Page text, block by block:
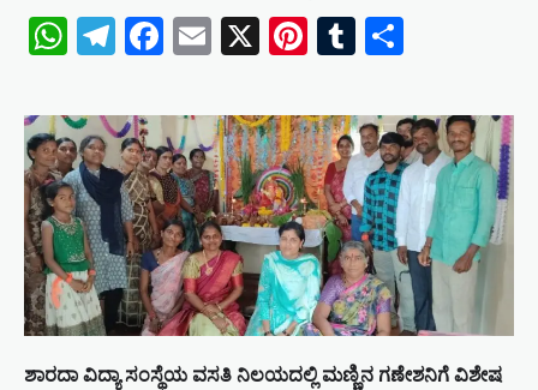
WhatsApp
Telegram
Facebook
Email
X Pinterest
Tumblr
ಶಾರದಾ ವಿದ್ಯಾ ಸಂಸ್ಥೆಯ ವಸತಿ ನಿಲಯದಲ್ಲಿ ಮಣ್ಣಿನ ಗಣೇಶನಿಗೆ ವಿಶೇಷ